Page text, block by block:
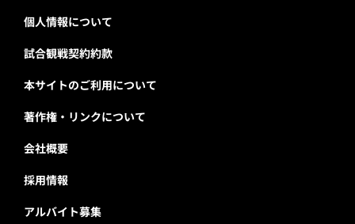
個人情報について
試合観戦契約約款
本サイトのご利用について
著作権・リンクについて
会社概要
採用情報
アルバイト募集